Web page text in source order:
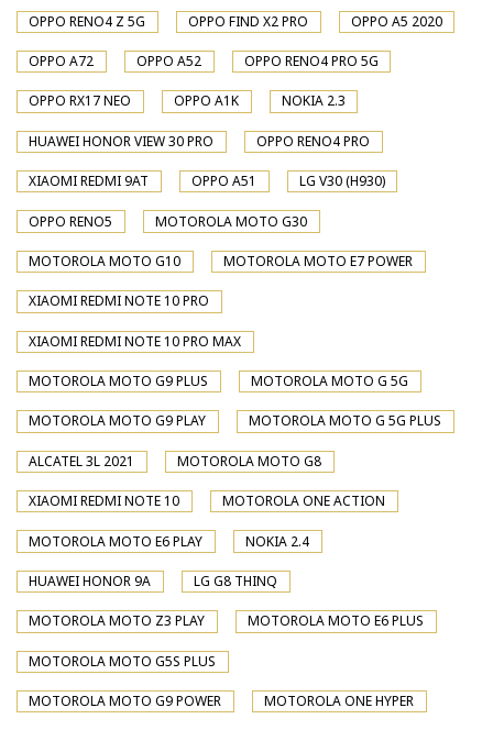
OPPO RENO4 Z 5G OPPO FIND X2 PRO OPPO A5 2020
OPPO A72 OPPO A52 OPPO RENO4 PRO 5G
OPPO RX17 NEO OPPO A1K NOKIA 2.3
HUAWEI HONOR VIEW 30 PRO OPPO RENO4 PRO
XIAOMI REDMI 9AT OPPO A51 LG V30 (H930)
OPPO RENO5 MOTOROLA MOTO G30
MOTOROLA MOTO G10 MOTOROLA MOTO E7 POWER
XIAOMI REDMI NOTE 10 PRO
XIAOMI REDMI NOTE 10 PRO MAX
MOTOROLA MOTO G9 PLUS MOTOROLA MOTO G 5G
MOTOROLA MOTO G9 PLAY MOTOROLA MOTO G 5G PLUS
ALCATEL 3L 2021 MOTOROLA MOTO G8
XIAOMI REDMI NOTE 10 MOTOROLA ONE ACTION
MOTOROLA MOTO E6 PLAY NOKIA 2.4
HUAWEI HONOR 9A LG G8 THINQ
MOTOROLA MOTO Z3 PLAY MOTOROLA MOTO E6 PLUS
MOTOROLA MOTO G5S PLUS
MOTOROLA MOTO G9 POWER MOTOROLA ONE HYPER